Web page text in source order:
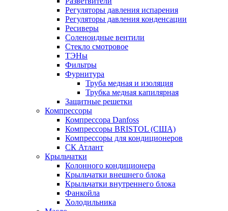
Регуляторы давления испарения
Регуляторы давления конденсации
Ресиверы
Соленоидные вентили
Стекло смотровое
ТЭНы
Фильтры
Фурнитура
Труба медная и изоляция
Трубка медная капилярная
Защитные решетки
Компрессоры
Компрессора Danfoss
Компрессоры BRISTOL (США)
Компрессоры для кондиционеров
СК Атлант
Крыльчатки
Колонного кондиционера
Крыльчатки внешнего блока
Крыльчатки внутреннего блока
Фанкойла
Холодильника